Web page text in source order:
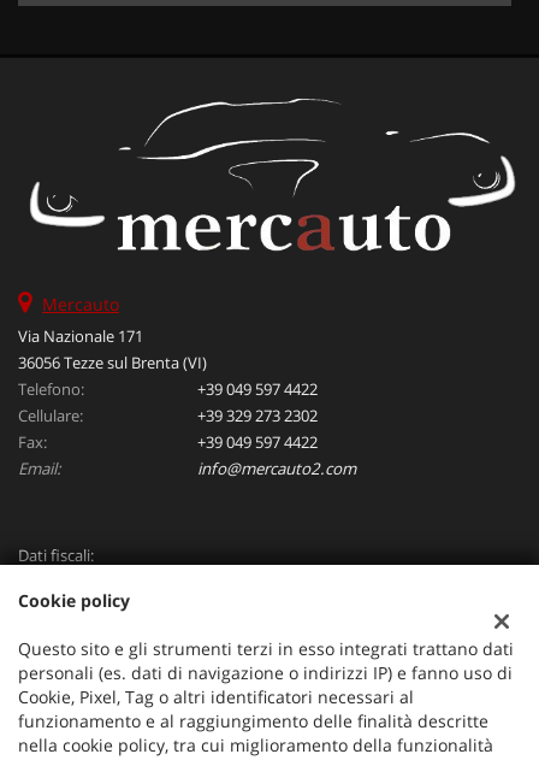
Mercauto
Via Nazionale 171
36056 Tezze sul Brenta (VI)
Telefono:
+39 049 597 4422
Cellulare:
+39 329 273 2302
Fax:
+39 049 597 4422
Email:
info@mercauto2.com
Dati fiscali:
Via Nazionale, 171 PD - 36056 Tezze sul Brenta
Registro delle imprese:PD
Cookie policy
Questo sito e gli strumenti terzi in esso integrati trattano dati
personali (es. dati di navigazione o indirizzi IP) e fanno uso di
Cookie, Pixel, Tag o altri identificatori necessari al
funzionamento e al raggiungimento delle finalità descritte
nella cookie policy, tra cui miglioramento della funzionalità